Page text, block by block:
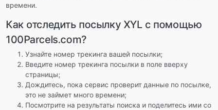
времени.
Как отследить посылку XYL с помощью
100Parcels.com?
Узнайте номер трекинга вашей посылки;
Введите номер трекинга посылки в поле вверху
страницы;
Дождитесь, пока сервис проверит данные по посылке,
это не займет много времени;
Посмотрите на результаты поиска и поделитесь ими со